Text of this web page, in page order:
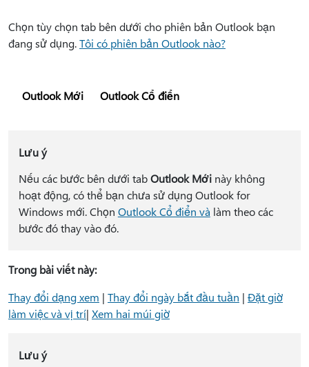
Chọn tùy chọn tab bên dưới cho phiên bản Outlook bạn
đang sử dụng.Tôi có phiên bản Outlook nào?
Outlook Mới Outlook Cổ điển
Lưu ý
Nếu các bước bên dưới tabOutlook Mớinày không
hoạt động, có thể bạn chưa sử dụng Outlook for
Windows mới. Chọn Outlook Cổ điển và làm theo các
bước đó thay vào đó.
Trong bài viết này:
Thay đổi dạng xem | Thay đổi ngày bắt đầu tuần | Đặt giờ
làm việc và vị trí| Xem hai múi giờ
Lưu ý